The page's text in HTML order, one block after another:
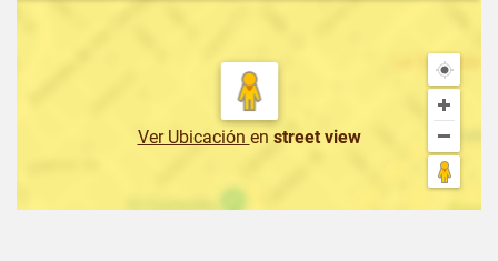
Ver Ubicación en street view